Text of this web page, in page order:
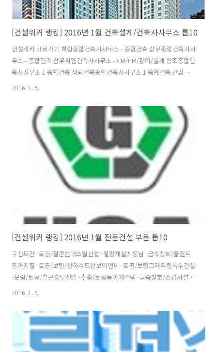
[건설워커 랭킹] 2016년 1월 건축설계/건축사사무소 톱10
건설워커 바로가기 희림종합건축사사무소 - 종합건축 삼우종합건축사사
무소 - 종합건축 삼우씨엠건축사사무소 - CM/PM/감리/설계 창조종합건
축사사무소 1 종합건축 정림건축종합건축사사무소 1 종합건축 간삼건축
사사무소 - 종합건축 출처 : 건설워커 랭킹 (2016년 1월) 건설취업, 건설
워커, 건설사 취업 인기순위, 건설워커랭킹, 건축사사무소, 건축설계, 희
림종합건축사사무소, 삼우종합건축사사무소, 삼우씨엠건축사사무소,
창조종합건축사사무소, "건설워커에 없다면 대한민국에는 없는 건설회
사입니다" ★ 건설취업은 역시 건설워커 ★ SINCE 1997 건설회사 인기
순위 채용 면접 연봉 ..
2016. 1. 5.
[건설워커 랭킹] 2016년 1월 전문건설 부문 톱10
구산토건 -토공/철콘현대스틸산업 -철강재설치웅남 -금속창호/플랜트
동아지질 -토공/보링/상하수도삼보이엔씨 -토공/보링그라우팅특수건설
-보링/토공/철콘흥우산업 -수중/토공동아에스텍 -금속창호/조경시설삼
호개발 -토공/철콘케이블텍 -교량/구조물 출처 : 건설워커 랭킹 (2016년
설, 구산토건, 현대스틸산업, 웅남, 동아지질, 삼보이엔씨, 특수건설, 흥
우산업, 동아에스텍, 삼호개발, 케이블텍
2016. 1. 5.